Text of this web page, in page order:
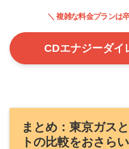
＼ 複雑な料金プランは
CDエナジーダイ
まとめ：東京ガス
トの比較をおさらい